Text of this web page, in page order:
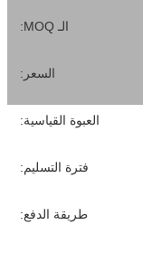
الـ MOQ:
السعر:
العبوة القياسية:
فترة التسليم:
طريقة الدفع: